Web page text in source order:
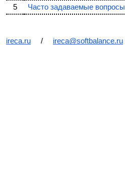
5
Часто задаваемые вопросы
ireca.ru / ireca@softbalance.ru